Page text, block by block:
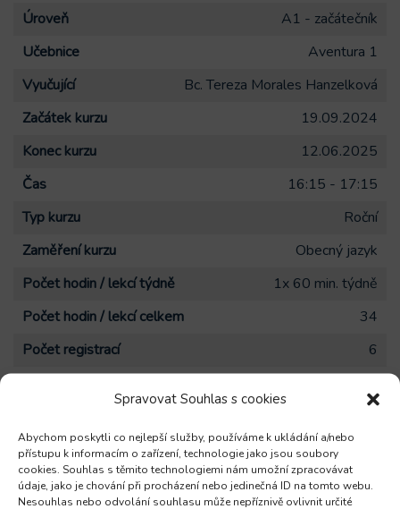
Spravovat Souhlas s cookies
Abychom poskytli co nejlepší služby, používáme k ukládání a/nebo
přístupu k informacím o zařízení, technologie jako jsou soubory
cookies. Souhlas s těmito technologiemi nám umožní zpracovávat
údaje, jako je chování při procházení nebo jedinečná ID na tomto webu.
Nesouhlas nebo odvolání souhlasu může nepříznivě ovlivnit určité
Úroveň
A1 - začátečník
Učebnice
Aventura 1
Vyučující
Bc. Tereza Morales Hanzelková
Začátek kurzu
19.09.2024
Konec kurzu
12.06.2025
Čas
16:15 - 17:15
Typ kurzu
Roční
Zaměření kurzu
Obecný jazyk
Počet hodin / lekcí týdně
1x 60 min. týdně
Počet hodin / lekcí celkem
34
Počet registrací
6
Zůstaňte v obraze